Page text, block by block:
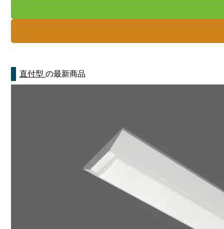
直付型の最新商品